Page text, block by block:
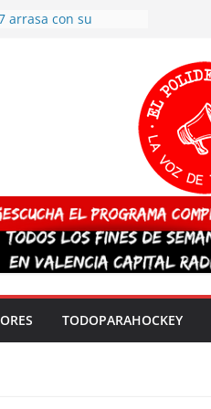
arrasa con su
España sub20
del mundo
vez!
TODOPARAHOCKEY